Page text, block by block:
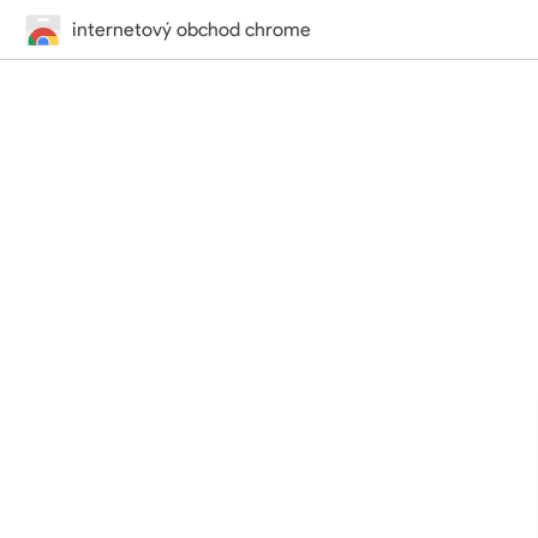
internetový obchod chrome